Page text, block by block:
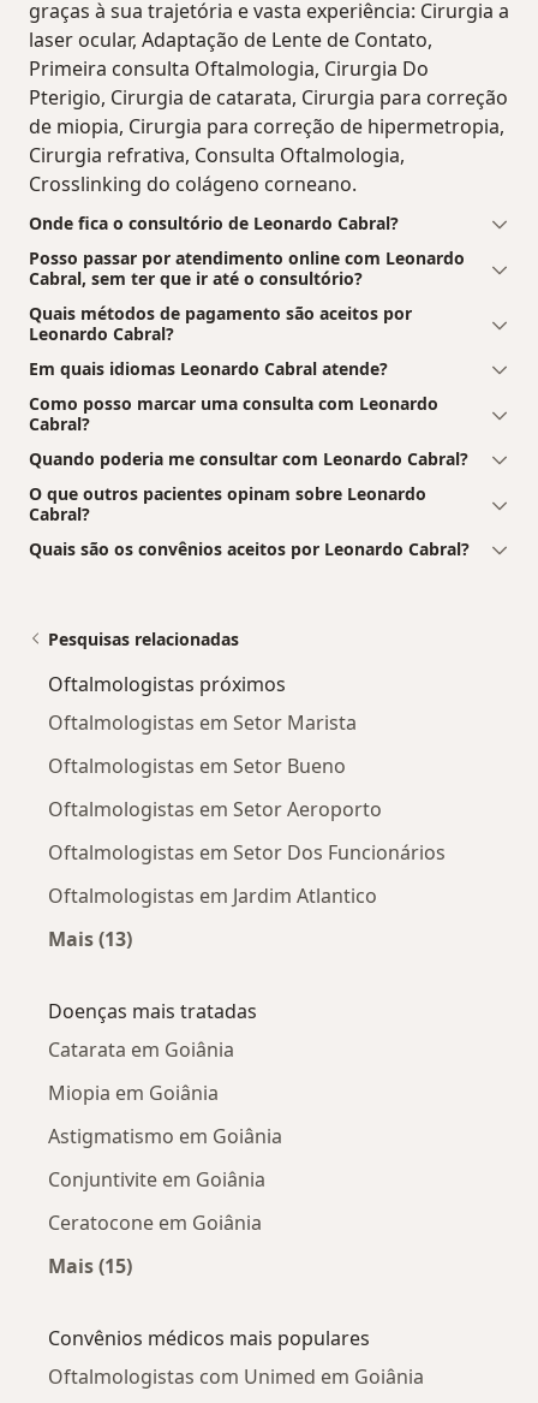
graças à sua trajetória e vasta experiência: Cirurgia a
laser ocular, Adaptação de Lente de Contato,
Primeira consulta Oftalmologia, Cirurgia Do
Pterigio, Cirurgia de catarata, Cirurgia para correção
de miopia, Cirurgia para correção de hipermetropia,
Cirurgia refrativa, Consulta Oftalmologia,
Crosslinking do colágeno corneano.
Onde fica o consultório de Leonardo Cabral?
Posso passar por atendimento online com Leonardo
Cabral, sem ter que ir até o consultório?
Quais métodos de pagamento são aceitos por
Leonardo Cabral?
Em quais idiomas Leonardo Cabral atende?
Como posso marcar uma consulta com Leonardo
Cabral?
Quando poderia me consultar com Leonardo Cabral?
O que outros pacientes opinam sobre Leonardo
Cabral?
Quais são os convênios aceitos por Leonardo Cabral?
Pesquisas relacionadas
Oftalmologistas próximos
Oftalmologistas em Setor Marista
Oftalmologistas em Setor Bueno
Oftalmologistas em Setor Aeroporto
Oftalmologistas em Setor Dos Funcionários
Oftalmologistas em Jardim Atlantico
Mais (13)
Doenças mais tratadas
Catarata em Goiânia
Miopia em Goiânia
Astigmatismo em Goiânia
Conjuntivite em Goiânia
Ceratocone em Goiânia
Mais (15)
Convênios médicos mais populares
Oftalmologistas com Unimed em Goiânia